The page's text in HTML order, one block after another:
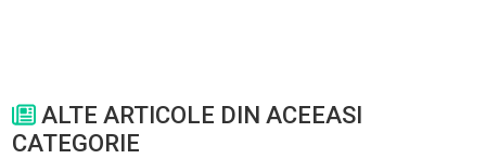
ALTE ARTICOLE DIN ACEEASI
CATEGORIE